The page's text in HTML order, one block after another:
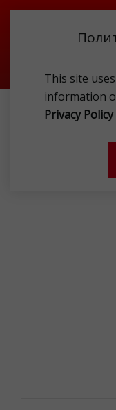
This site
information
Privacy Policy